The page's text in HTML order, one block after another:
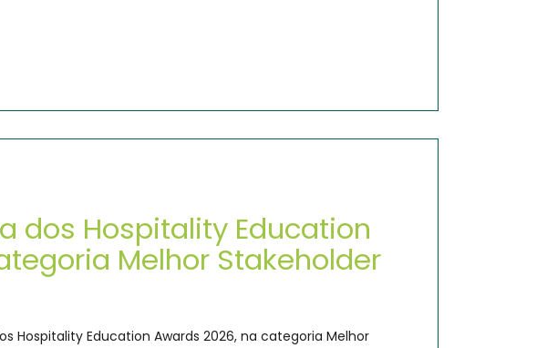
dos Hospitality Education
Melhor Stakeholder
Hospitality Education Awards 2026, na categoria Melhor